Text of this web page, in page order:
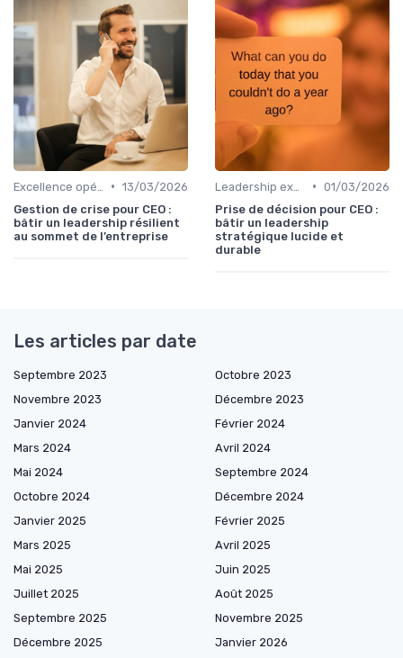
• 13/03/2026
Gestion de crise pour CEO :
bâtir un leadership résilient
au sommet de l’entreprise
• 01/03/2026
Prise de décision pour CEO :
bâtir un leadership
stratégique lucide et
durable
Les articles par date
Septembre 2023
Octobre 2023
Novembre 2023
Décembre 2023
Janvier 2024
Février 2024
Mars 2024
Avril 2024
Mai 2024
Septembre 2024
Octobre 2024
Décembre 2024
Janvier 2025
Février 2025
Mars 2025
Avril 2025
Mai 2025
Juin 2025
Juillet 2025
Août 2025
Septembre 2025
Novembre 2025
Décembre 2025
Janvier 2026